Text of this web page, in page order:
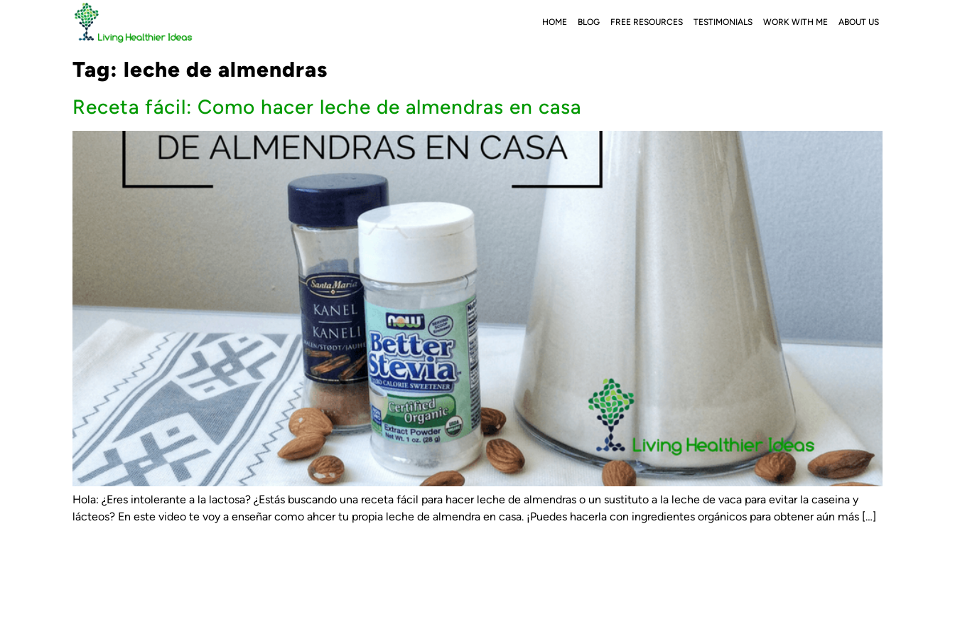
HOME BLOG FREE RESOURCES TESTIMONIALS WORK WITH ME ABOUT US
Tag: leche de almendras
Receta fácil: Como hacer leche de almendras en casa
Hola: ¿Eres intolerante a la lactosa? ¿Estás buscando una receta fácil para hacer leche de almendras o un sustituto a la leche de vaca para evitar la caseina y
lácteos? En este video te voy a enseñar como ahcer tu propia leche de almendra en casa. ¡Puedes hacerla con ingredientes orgánicos para obtener aún más […]